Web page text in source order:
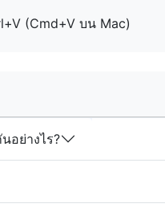
(Cmd+V บน Mac)
อย่างไร?